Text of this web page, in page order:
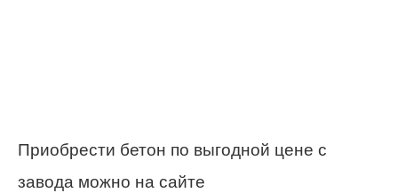
Приобрести бетон по выгодной цене с
завода можно на сайте